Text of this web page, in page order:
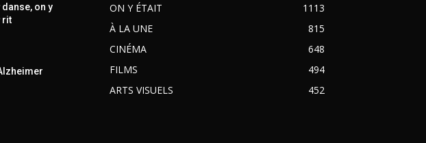
on y
rit
ON Y ÉTAIT
1113
À LA UNE
815
CINÉMA
648
FILMS
494
ARTS VISUELS
452